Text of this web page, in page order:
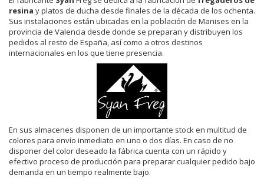
resina y platos de ducha desde finales de la década de los ochenta.
Sus instalaciones están ubicadas en la población de Manises en la
provincia de Valencia desde donde se preparan y distribuyen los
pedidos al resto de España, así como a otros destinos
internacionales en los que tiene presencia.
En sus almacenes disponen de un importante stock en multitud de
colores para envío inmediato en uno o dos días. En caso de no
disponer del color deseado la fábrica cuenta con un rápido y
efectivo proceso de producción para preparar cualquier pedido bajo
demanda en un tiempo realmente bajo.